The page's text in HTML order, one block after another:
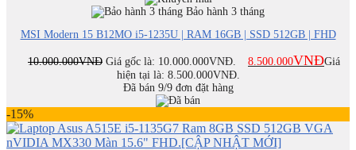
Bảo hành 3 tháng
MSI Modern 15 B12MO i5-1235U | RAM 16GB | SSD 512GB | FHD
10.000.000VNĐ Giá gốc là: 10.000.000VNĐ. 8.500.000VNĐGiá
hiện tại là: 8.500.000VNĐ.
Đã bán 9/9 đơn đặt hàng
-15%